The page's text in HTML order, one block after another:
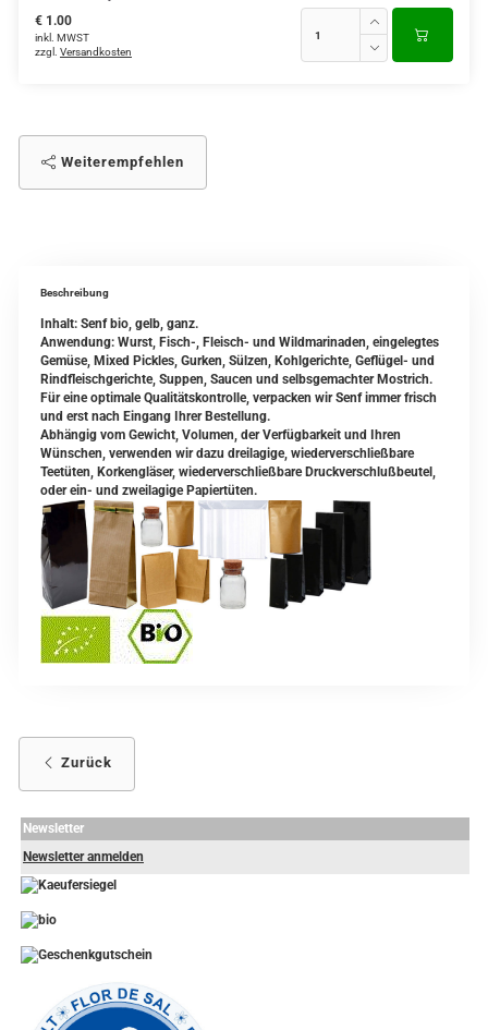
€ 1.00
inkl. MWST
zzgl. Versandkosten
Weiterempfehlen
Beschreibung
Inhalt: Senf bio, gelb, ganz.
Anwendung: Wurst, Fisch-, Fleisch- und Wildmarinaden, eingelegtes
Gemüse, Mixed Pickles, Gurken, Sülzen, Kohlgerichte, Geflügel- und
Rindfleischgerichte, Suppen, Saucen und selbsgemachter Mostrich.
Für eine optimale Qualitätskontrolle, verpacken wir Senf immer frisch
und erst nach Eingang Ihrer Bestellung.
Abhängig vom Gewicht, Volumen, der Verfügbarkeit und Ihren
Wünschen, verwenden wir dazu dreilagige, wiederverschließbare
Teetüten, Korkengläser, wiederverschließbare Druckverschlußbeutel,
oder ein- und zweilagige Papiertüten.
Zurück
Newsletter
Newsletter anmelden